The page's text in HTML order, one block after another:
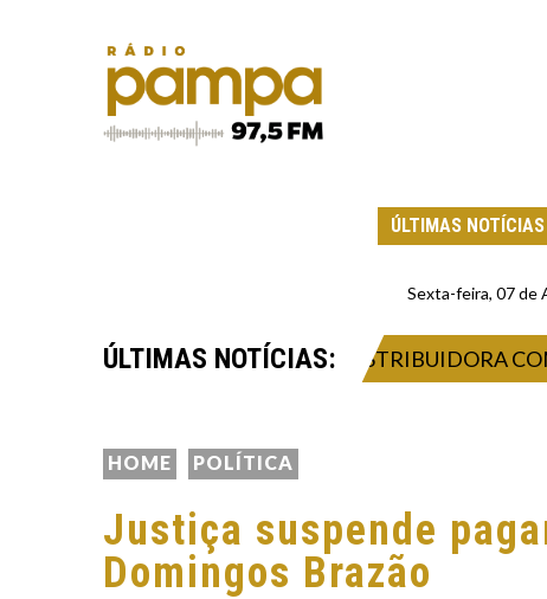
ÚLTIMAS NOTÍCIAS
Sexta-feira, 07 de
ÚLTIMAS NOTÍCIAS:
COMBUSTÍVEIS À DISTRIBUIDORA COM
HOME POLÍTICA
Justiça suspende
Domingos Brazão